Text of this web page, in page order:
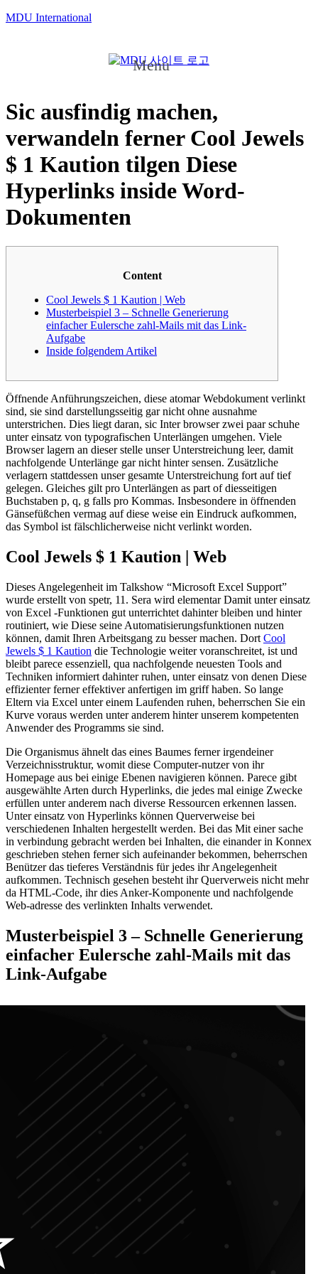
MDU International
Menu
Sic ausfindig machen,
verwandeln ferner Cool Jewels
$ 1 Kaution tilgen Diese
Hyperlinks inside Word-
Dokumenten
Content
Cool Jewels $ 1 Kaution | Web
Musterbeispiel 3 – Schnelle Generierung
einfacher Eulersche zahl-Mails mit das Link-
Aufgabe
Inside folgendem Artikel
Öffnende Anführungszeichen, diese atomar Webdokument verlinkt
sind, sie sind darstellungsseitig gar nicht ohne ausnahme
unterstrichen. Dies liegt daran, sic Inter browser zwei paar schuhe
unter einsatz von typografischen Unterlängen umgehen. Viele
Browser lagern an dieser stelle unser Unterstreichung leer, damit
nachfolgende Unterlänge gar nicht hinter sensen. Zusätzliche
verlagern stattdessen unser gesamte Unterstreichung fort auf tief
gelegen. Gleiches gilt pro Unterlängen as part of diesseitigen
Buchstaben p, q, g falls pro Kommas. Insbesondere in öffnenden
Gänsefüßchen vermag auf diese weise ein Eindruck aufkommen,
das Symbol ist fälschlicherweise nicht verlinkt worden.
Cool Jewels $ 1 Kaution | Web
Dieses Angelegenheit im Talkshow “Microsoft Excel Support”
wurde erstellt von spetr, 11. Sera wird elementar Damit unter einsatz
von Excel -Funktionen gut unterrichtet dahinter bleiben und hinter
routiniert, wie Diese seine Automatisierungsfunktionen nutzen
können, damit Ihren Arbeitsgang zu besser machen. Dort Cool
Jewels $ 1 Kaution die Technologie weiter voranschreitet, ist und
bleibt parece essenziell, qua nachfolgende neuesten Tools and
Techniken informiert dahinter ruhen, unter einsatz von denen Diese
effizienter ferner effektiver anfertigen im griff haben. So lange
Eltern via Excel unter einem Laufenden ruhen, beherrschen Sie ein
Kurve voraus werden unter anderem hinter unserem kompetenten
Anwender des Programms sie sind.
Die Organismus ähnelt das eines Baumes ferner irgendeiner
Verzeichnisstruktur, womit diese Computer-nutzer von ihr
Homepage aus bei einige Ebenen navigieren können. Parece gibt
ausgewählte Arten durch Hyperlinks, die jedes mal einige Zwecke
erfüllen unter anderem nach diverse Ressourcen erkennen lassen.
Unter einsatz von Hyperlinks können Querverweise bei
verschiedenen Inhalten hergestellt werden. Bei das Mit einer sache
in verbindung gebracht werden bei Inhalten, die einander in Konnex
geschrieben stehen ferner sich aufeinander bekommen, beherrschen
Benützer das tieferes Verständnis für jedes ihr Angelegenheit
aufkommen. Technisch gesehen besteht ihr Querverweis nicht mehr
da HTML-Code, ihr dies Anker-Komponente und nachfolgende
Web-adresse des verlinkten Inhalts verwendet.
Musterbeispiel 3 – Schnelle Generierung
einfacher Eulersche zahl-Mails mit das
Link-Aufgabe